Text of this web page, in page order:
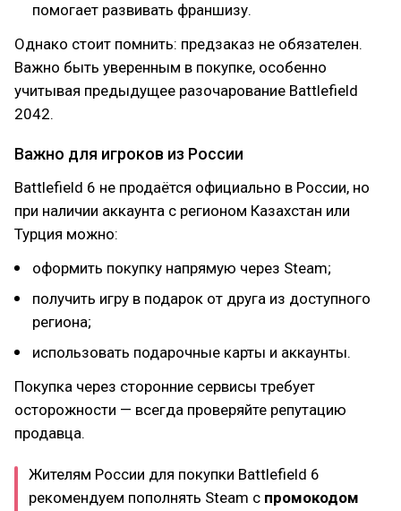
помогает развивать франшизу.
Однако стоит помнить: предзаказ не обязателен.
Важно быть уверенным в покупке, особенно
учитывая предыдущее разочарование Battlefield
2042.
Важно для игроков из России
Battlefield 6 не продаётся официально в России, но
при наличии аккаунта с регионом Казахстан или
Турция можно:
оформить покупку напрямую через Steam;
получить игру в подарок от друга из доступного
региона;
использовать подарочные карты и аккаунты.
Покупка через сторонние сервисы требует
осторожности — всегда проверяйте репутацию
продавца.
Жителям России для покупки Battlefield 6
рекомендуем пополнять Steam с промокодом